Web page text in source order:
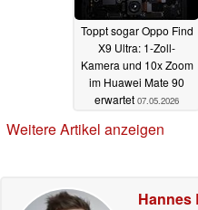
Toppt sogar Oppo Find
X9 Ultra: 1-Zoll-
Kamera und 10x Zoom
im Huawei Mate 90
erwartet 07.05.2026
Weitere Artikel anzeigen
Hannes